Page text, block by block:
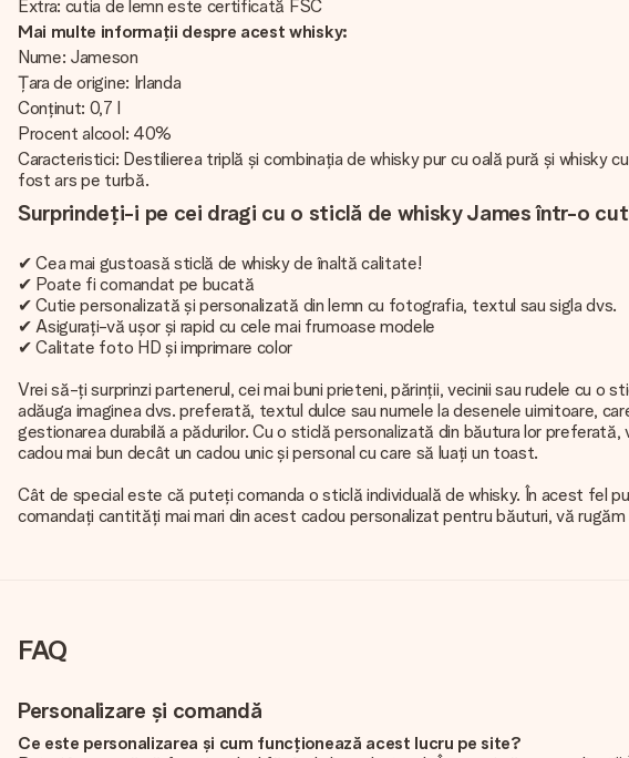
Extra: cutia de lemn este certificată FSC
Mai multe informații despre acest whisky:
Nume: Jameson
Țara de origine: Irlanda
Conținut: 0,7 l
Procent alcool: 40%
Caracteristici: Destilierea triplă și combinația de whisky pur cu oală pură și
fost ars pe turbă.
Surprindeți-i pe cei dragi cu o sticlă de whisky James într-o
✔ Cea mai gustoasă sticlă de whisky de înaltă calitate!
✔ Poate fi comandat pe bucată
✔ Cutie personalizată și personalizată din lemn cu fotografia, textul sau sigla dvs.
✔ Asigurați-vă ușor și rapid cu cele mai frumoase modele
✔ Calitate foto HD și imprimare color
Vrei să-ți surprinzi partenerul, cei mai buni prieteni, părinții, vecinii sau rudele cu
adăuga imaginea dvs. preferată, textul dulce sau numele la desenele uimitoare,
gestionarea durabilă a pădurilor. Cu o sticlă personalizată din băutura lor
cadou mai bun decât un cadou unic și personal cu care să luați un toast.
Cât de special este că puteți comanda o sticlă individuală de whisky. În acest fel
comandați cantități mai mari din acest cadou personalizat pentru băuturi, vă
FAQ
Personalizare și comandă
Ce este personalizarea și cum funcționează acest lucru pe site?